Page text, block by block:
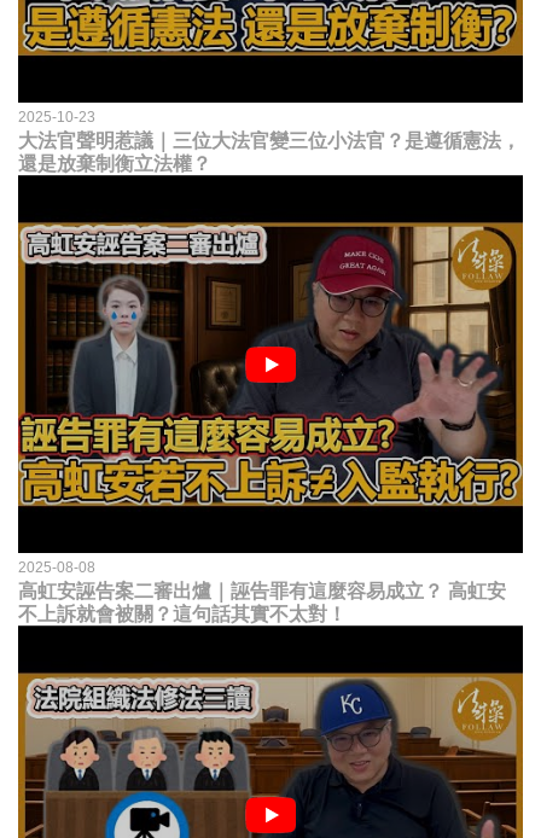
2025-10-23
大法官聲明惹議｜三位大法官變三位小法官？是遵循憲法，
還是放棄制衡立法權？
2025-08-08
高虹安誣告案二審出爐｜誣告罪有這麼容易成立？ 高虹安
不上訴就會被關？這句話其實不太對！